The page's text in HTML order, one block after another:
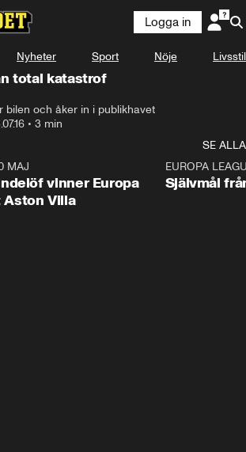
Logga in
Nyheter Sport Nöje Livsstil
total katastrof
bilen och åker in i publikhavet
• 3 min
SE ALLA
MAJ
vinner Europa
Villa
EUROPA
Självmål